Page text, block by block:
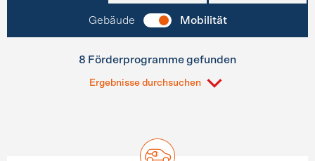
Gebäude Mobilität
8 Förderprogramme gefunden
Ergebnisse durchsuchen